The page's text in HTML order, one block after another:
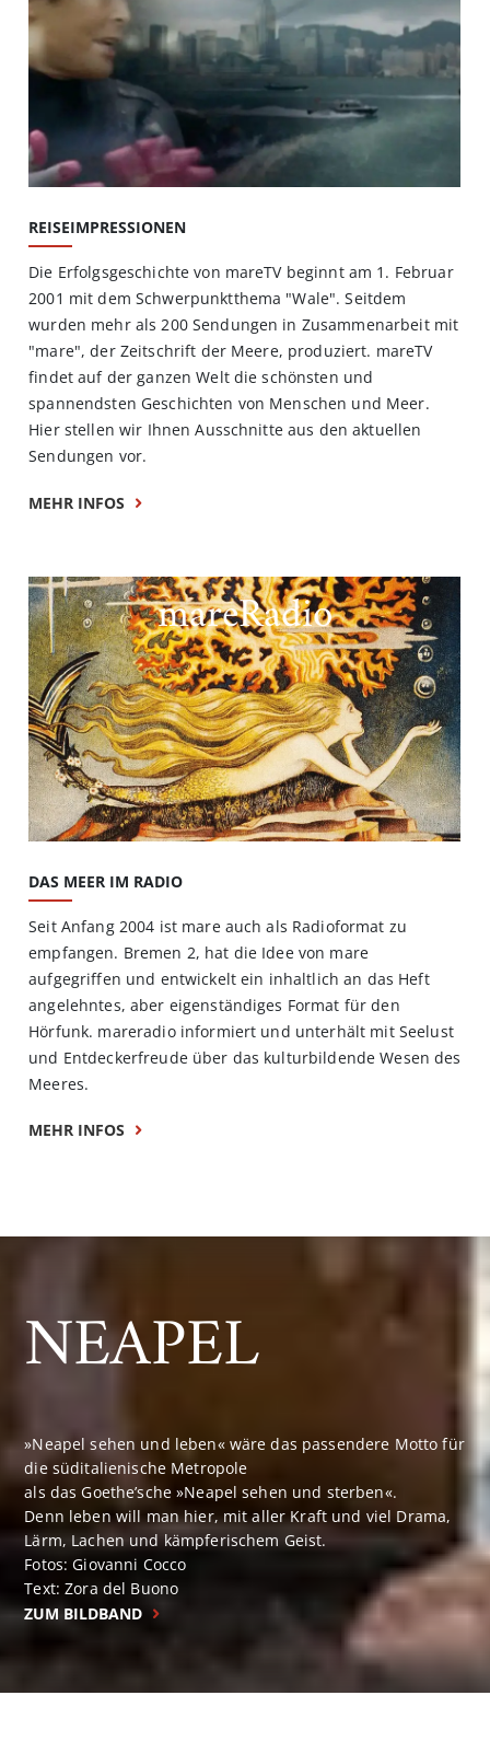
REISEIMPRESSIONEN
Die Erfolgsgeschichte von mareTV beginnt am 1. Februar
2001 mit dem Schwerpunktthema "Wale". Seitdem
wurden mehr als 200 Sendungen in Zusammenarbeit mit
"mare", der Zeitschrift der Meere, produziert. mareTV
findet auf der ganzen Welt die schönsten und
spannendsten Geschichten von Menschen und Meer.
Hier stellen wir Ihnen Ausschnitte aus den aktuellen
Sendungen vor.
MEHR INFOS
mareRadio
DAS MEER IM RADIO
Seit Anfang 2004 ist mare auch als Radioformat zu
empfangen. Bremen 2, hat die Idee von mare
aufgegriffen und entwickelt ein inhaltlich an das Heft
angelehntes, aber eigenständiges Format für den
Hörfunk. mareradio informiert und unterhält mit Seelust
und Entdeckerfreude über das kulturbildende Wesen des
Meeres.
MEHR INFOS
NEAPEL
»Neapel sehen und leben« wäre das passendere Motto für
die süditalienische Metropole
als das Goethe’sche »Neapel sehen und sterben«.
Denn leben will man hier, mit aller Kraft und viel Drama,
Lärm, Lachen und kämpferischem Geist.
Fotos: Giovanni Cocco
Text: Zora del Buono
ZUM BILDBAND